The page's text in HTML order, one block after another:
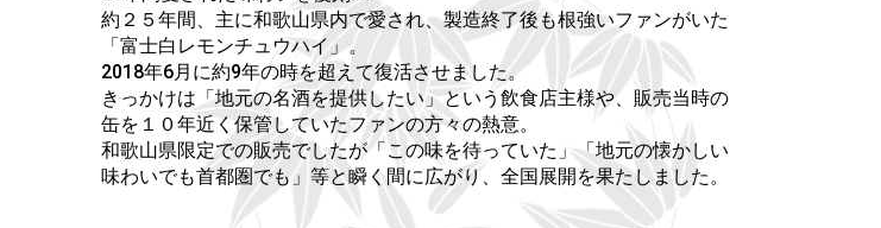
約２５年間、主に和歌山県内で愛され、製造終了後も根強いファンがいた
「富士白レモンチュウハイ」。
2018年6月に約9年の時を超えて復活させました。
きっかけは「地元の名酒を提供したい」という飲食店主様や、販売当時の
缶を１０年近く保管していたファンの方々の熱意。
和歌山県限定での販売でしたが「この味を待っていた」「地元の懐かしい
味わいでも首都圏でも」等と瞬く間に広がり、全国展開を果たしました。